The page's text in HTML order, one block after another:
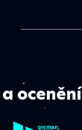
ocenění